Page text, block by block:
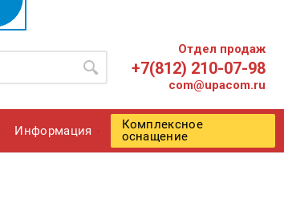
Отдел продаж
+7(812) 210-07-98
com@upacom.ru
Информация
Комплексное
оснащение